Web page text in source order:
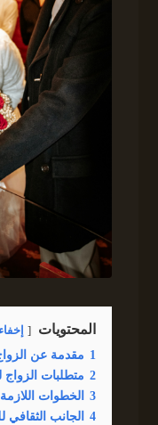
المحتويات إخفاء
1 مقدمة عن
2 متطلبات
3
الخطوات
4
الجانب